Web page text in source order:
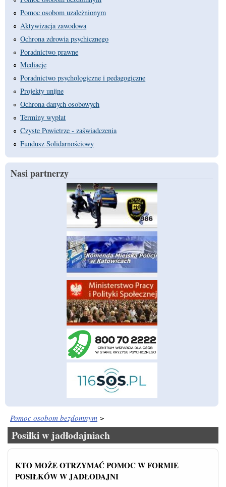
Pomoc osobom uzależnionym
Aktywizacja zawodowa
Ochrona zdrowia psychicznego
Poradnictwo prawne
Mediacje
Poradnictwo psychologiczne i pedagogiczne
Projekty unijne
Ochrona danych osobowych
Terminy wypłat
Czyste Powietrze - zaświadczenia
Fundusz Solidarnościowy
Nasi partnerzy
Pomoc osobom bezdomnym >
Posiłki w jadłodajniach
KTO MOŻE OTRZYMAĆ POMOC W FORMIE
POSIŁKÓW W JADŁODAJNI